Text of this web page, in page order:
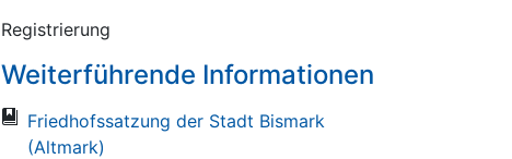
Registrierung
Weiterführende Informationen
Friedhofssatzung der Stadt Bismark
(Altmark)